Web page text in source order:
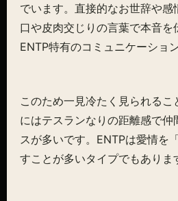
でいます。直接的なお世辞や感
口や皮肉交じりの言葉で本音を
ENTP特有のコミュニケーショ
このため一見冷たく見られる
にはテスランなりの距離感で仲
スが多いです。ENTPは愛情を
すことが多いタイプでもありま